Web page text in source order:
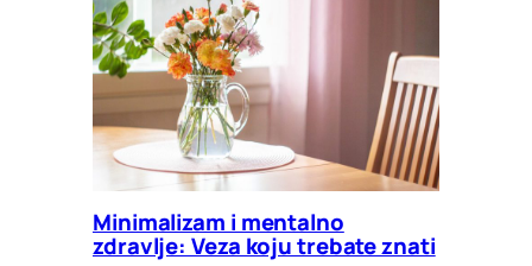
Minimalizam i mentalno
zdravlje: Veza koju trebate znati